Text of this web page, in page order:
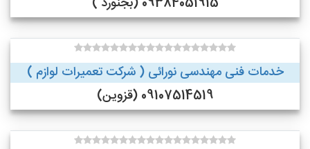
خدمات فنی مهندسی نورائی ( شرکت تعمیرات لوازم )
09107514519 (قزوین)